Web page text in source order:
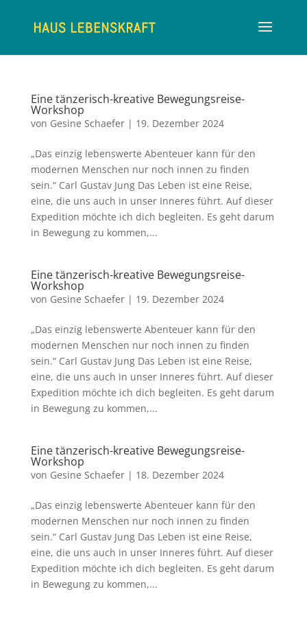
Eine tänzerisch-kreative Bewegungsreise-
Workshop
von Gesine Schaefer| 19. Dezember 2024
„Das einzig lebenswerte Abenteuer kann für den
modernen Menschen nur noch innen zu finden
sein.“ Carl Gustav Jung Das Leben ist eine Reise,
eine, die uns auch in unser Inneres führt. Auf dieser
Expedition möchte ich dich begleiten. Es geht darum
in Bewegung zu kommen,...
Eine tänzerisch-kreative Bewegungsreise-
Workshop
von Gesine Schaefer| 19. Dezember 2024
„Das einzig lebenswerte Abenteuer kann für den
modernen Menschen nur noch innen zu finden
sein.“ Carl Gustav Jung Das Leben ist eine Reise,
eine, die uns auch in unser Inneres führt. Auf dieser
Expedition möchte ich dich begleiten. Es geht darum
in Bewegung zu kommen,...
Eine tänzerisch-kreative Bewegungsreise-
Workshop
von Gesine Schaefer| 18. Dezember 2024
„Das einzig lebenswerte Abenteuer kann für den
modernen Menschen nur noch innen zu finden
sein.“ Carl Gustav Jung Das Leben ist eine Reise,
eine, die uns auch in unser Inneres führt. Auf dieser
Expedition möchte ich dich begleiten. Es geht darum
in Bewegung zu kommen,...